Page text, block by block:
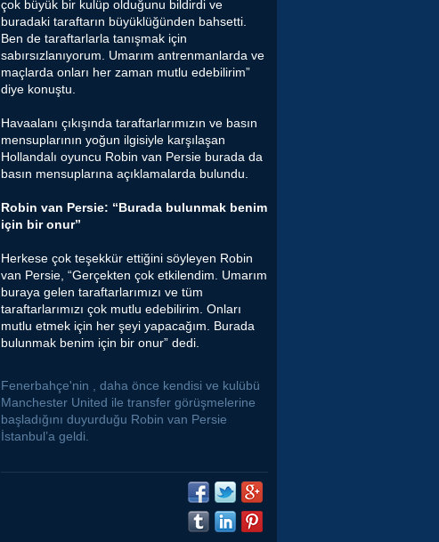
çok büyük bir kulüp olduğunu bildirdi ve
buradaki taraftarın büyüklüğünden bahsetti.
Ben de taraftarlarla tanışmak için
sabırsızlanıyorum. Umarım antrenmanlarda ve
maçlarda onları her zaman mutlu edebilirim”
diye konuştu.
Havaalanı çıkışında taraftarlarımızın ve basın
mensuplarının yoğun ilgisiyle karşılaşan
Hollandalı oyuncu Robin van Persie burada da
basın mensuplarına açıklamalarda bulundu.
Robin van Persie: “Burada bulunmak benim
için bir onur”
Herkese çok teşekkür ettiğini söyleyen Robin
van Persie, “Gerçekten çok etkilendim. Umarım
buraya gelen taraftarlarımızı ve tüm
taraftarlarımızı çok mutlu edebilirim. Onları
mutlu etmek için her şeyi yapacağım. Burada
bulunmak benim için bir onur” dedi.
Fenerbahçe'nin , daha önce kendisi ve kulübü
Manchester United ile transfer görüşmelerine
başladığını duyurduğu Robin van Persie
İstanbul’a geldi.